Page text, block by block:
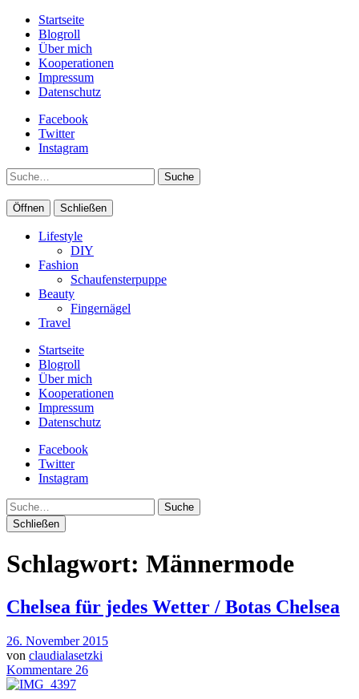
Startseite
Blogroll
Über mich
Kooperationen
Impressum
Datenschutz
Facebook
Twitter
Instagram
Suche
Öffnen Schließen
Lifestyle
DIY
Fashion
Schaufensterpuppe
Beauty
Fingernägel
Travel
Startseite
Blogroll
Über mich
Kooperationen
Impressum
Datenschutz
Facebook
Twitter
Instagram
Suche
Schließen
Schlagwort: Männermode
Chelsea für jedes Wetter / Botas Chelsea
26. November 2015
von claudialasetzki
Kommentare 26